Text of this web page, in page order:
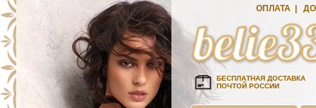
ОПЛАТА
БЕСПЛАТНАЯ ДОСТАВКА
ПОЧТОЙ РОССИИ